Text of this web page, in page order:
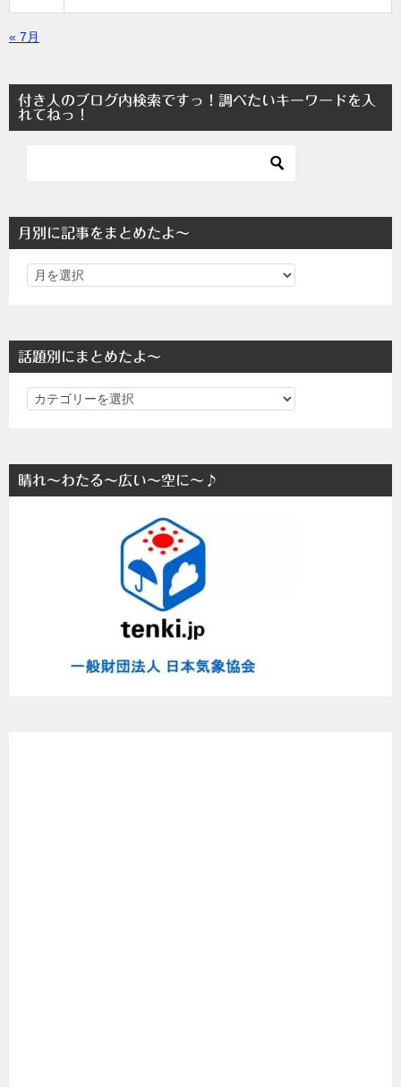
« 7月
付き人のブログ内検索ですっ！調べたいキーワードを入
れてねっ！
月別に記事をまとめたよ～
話題別にまとめたよ～
話
に
ま
晴れ～わたる～広い～空に～♪